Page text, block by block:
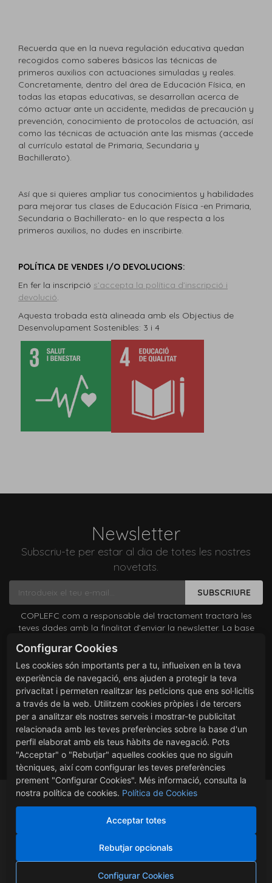
Recuerda que en la nueva regulación educativa quedan
recogidos como saberes básicos las técnicas de
primeros auxilios con actuaciones simuladas y reales.
Concretamente, dentro del área de Educación Física, en
todas las etapas educativas, se desarrollan acerca de
cómo actuar ante un accidente, medidas de precaución y
prevención, conocimiento de protocolos de actuación, así
como las técnicas de actuación ante las mismas (accede
al currículo estatal de Primaria, Secundaria y
Bachillerato).
Así que si quieres ampliar tus conocimientos y habilidades
para mejorar tus clases de Educación Física -en Primaria,
Secundaria o Bachillerato- en lo que respecta a los
primeros auxilios, no dudes en inscribirte.
POLÍTICA DE VENDES I/O DEVOLUCIONS:
En fer la inscripció s’accepta la política d’inscripció i
devolució.
Aquesta trobada està alineada amb els Objectius de
Desenvolupament Sostenibles: 3 i 4
Newsletter
Subscriu-te per estar al dia de totes les nostres
novetats.
SUBSCRIURE
COPLEFC com a responsable del tractament tractarà les
teves dades amb la finalitat d’enviar la newsletter. La base
qualsevol moment comunicant-lo a coplefc@coplefc.cat. No
es cediran dades a tercers excepte per obligació legal. Pots
accedir, rectificar i suprimir les teves dades, així com exercir
altres drets consultant la informació addicional i detallada
sobre protecció de dades a la nostraPolítica de Privacitat
He llegit i accepto les condicions contingudes en la política
de privacitat sobre el tractament de les meves dades per
l’enviament de la newsletter.
Gestionar cookies - Política cookies
Política de cessió de dades i imatges
- Política de Xarxes Socials
Política de privacitat
©COPLEF de Catalunya -Provença 500 porta 4a 08025
Configurar Cookies
Les cookies són importants per a tu, influeixen en la teva
experiència de navegació, ens ajuden a protegir la teva
privacitat i permeten realitzar les peticions que ens sol·licitis
a través de la web. Utilitzem cookies pròpies i de tercers
per a analitzar els nostres serveis i mostrar-te publicitat
relacionada amb les teves preferències sobre la base d'un
perfil elaborat amb els teus hàbits de navegació. Pots
"Acceptar" o "Rebutjar" aquelles cookies que no siguin
tècniques, així com configurar les teves preferències
prement "Configurar Cookies". Més informació, consulta la
nostra política de cookies. Política de Cookies
Acceptar totes
Rebutjar opcionals
Configurar Cookies